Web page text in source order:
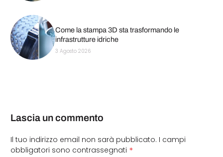
Come la stampa 3D sta trasformando le
infrastrutture idriche
3 Agosto 2026
Lascia un commento
Il tuo indirizzo email non sarà pubblicato. I campi
obbligatori sono contrassegnati *